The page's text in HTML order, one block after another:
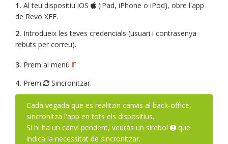
1. Al teu dispositiu iOS
(iPad, iPhone o iPod), obre l'app
de Revo XEF.
2. Introdueix les teves credencials (usuari i contrasenya
rebuts per correu).
3. Prem al menú r
4. Prem Sincronitzar.
Cada vegada que es realitzin canvis al back-office,
sincronitza l'app en tots els dispositius.
Si hi ha un canvi pendent, veuràs un símbol
que
indica la necessitat de sincronitzar.